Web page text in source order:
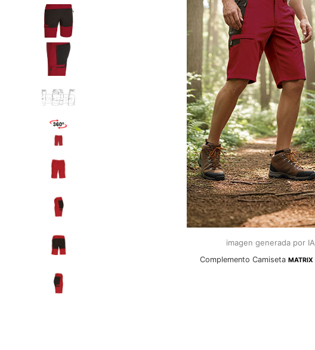
imagen generada por IA
Complemento Camiseta MATRIX